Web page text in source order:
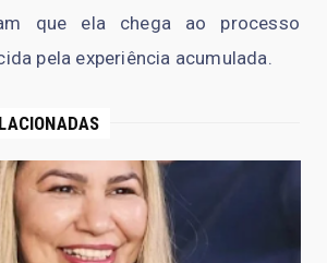
que ela chega ao processo
pela experiência acumulada.